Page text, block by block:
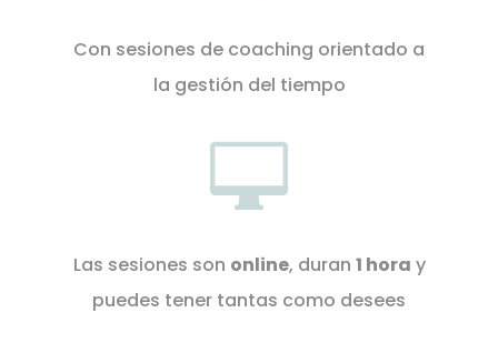
Con sesiones de coaching orientado a
la gestión del tiempo

Las sesiones son online, duran 1 hora y
puedes tener tantas como desees